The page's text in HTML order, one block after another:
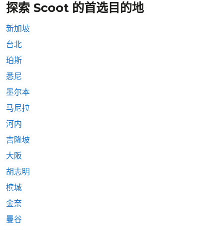
探索 Scoot 的首选目的地
新加坡
台北
珀斯
悉尼
墨尔本
马尼拉
河内
吉隆坡
大阪
胡志明
槟城
金奈
曼谷